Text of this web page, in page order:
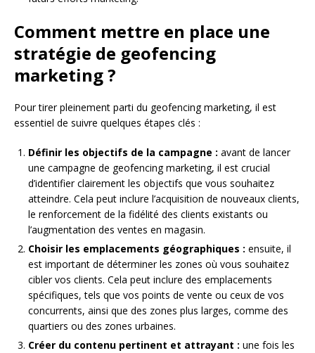
Comment mettre en place une
stratégie de geofencing
marketing ?
Pour tirer pleinement parti du geofencing marketing, il est
essentiel de suivre quelques étapes clés :
Définir les objectifs de la campagne : avant de lancer
une campagne de geofencing marketing, il est crucial
d’identifier clairement les objectifs que vous souhaitez
atteindre. Cela peut inclure l’acquisition de nouveaux clients,
le renforcement de la fidélité des clients existants ou
l’augmentation des ventes en magasin.
Choisir les emplacements géographiques : ensuite, il
est important de déterminer les zones où vous souhaitez
cibler vos clients. Cela peut inclure des emplacements
spécifiques, tels que vos points de vente ou ceux de vos
concurrents, ainsi que des zones plus larges, comme des
quartiers ou des zones urbaines.
Créer du contenu pertinent et attrayant : une fois les